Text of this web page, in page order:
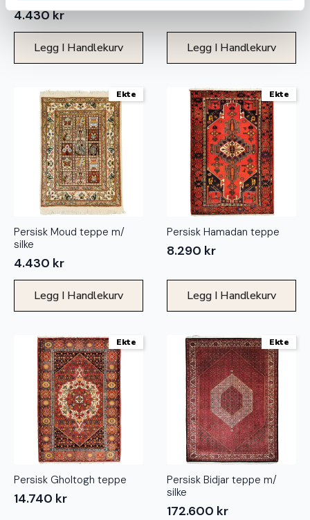
4.430kr
Legg I Handlekurv Legg I Handlekurv
Ekte
Persisk Moud teppe m/
silke
4.430 kr
Legg I Handlekurv
Ekte
Persisk Hamadan teppe
8.290 kr
Legg I Handlekurv
Ekte
Persisk Gholtogh teppe
14.740 kr
Ekte
Persisk Bidjar teppe m/
silke
172.600 kr